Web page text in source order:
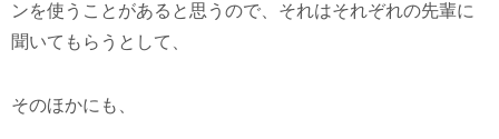
ンを使うことがあると思うので、それはそれぞれの先輩に
聞いてもらうとして、
そのほかにも、